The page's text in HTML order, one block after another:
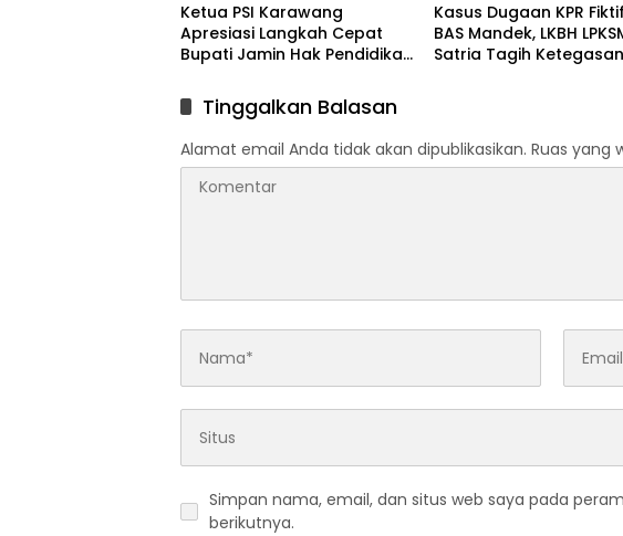
Ketua PSI Karawang
Apresiasi Langkah Cepat
Bupati Jamin Hak Pendidikan
Kasus Dugaan KPR
BAS Mandek, LKBH
Satria Tagih Ketegasan
Tinggalkan Balasan
Alamat email Anda tidak akan dipublikasikan. Ruas yang
Simpan nama, email, dan situs web saya pada
berikutnya.